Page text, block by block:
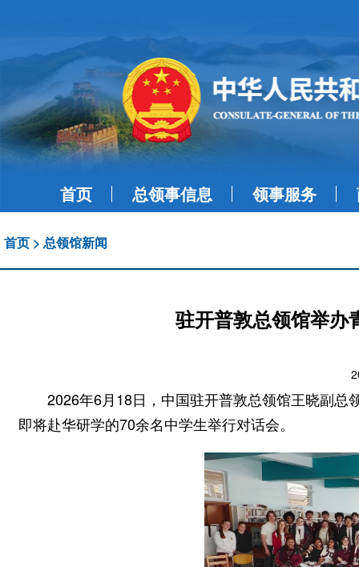
首页 总领事信息 领事服务
首页 > 总领馆新闻
驻开普敦总领馆举办
2026年6月18日，中国驻开普敦总领馆王晓副
即将赴华研学的70余名中学生举行对话会。